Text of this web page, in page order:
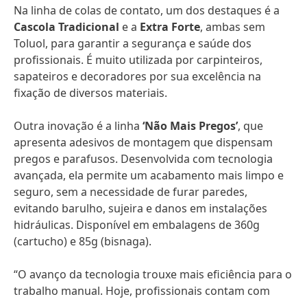
Na linha de colas de contato, um dos destaques é a
Cascola Tradicional e a Extra Forte, ambas sem
Toluol, para garantir a segurança e saúde dos
profissionais. É muito utilizada por carpinteiros,
sapateiros e decoradores por sua excelência na
fixação de diversos materiais.
Outra inovação é a linha ‘Não Mais Pregos’, que
apresenta adesivos de montagem que dispensam
pregos e parafusos. Desenvolvida com tecnologia
avançada, ela permite um acabamento mais limpo e
seguro, sem a necessidade de furar paredes,
evitando barulho, sujeira e danos em instalações
hidráulicas. Disponível em embalagens de 360g
(cartucho) e 85g (bisnaga).
“O avanço da tecnologia trouxe mais eficiência para o
trabalho manual. Hoje, profissionais contam com